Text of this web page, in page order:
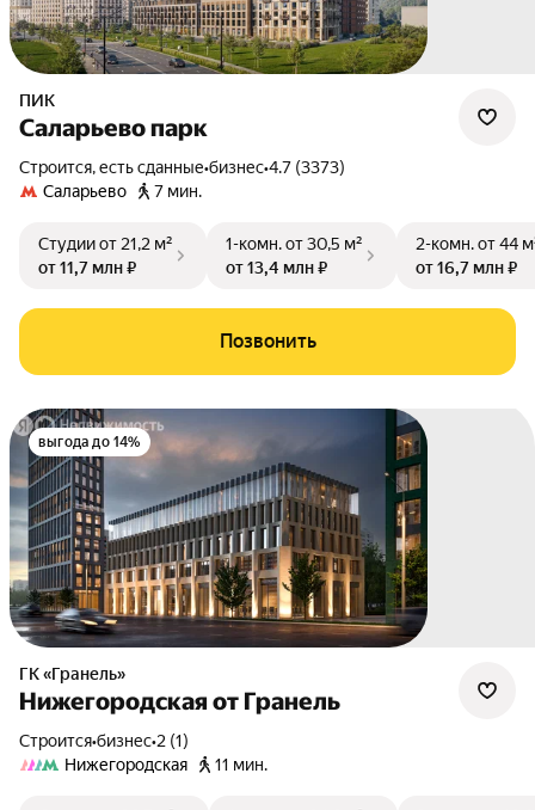
ПИК
Саларьево парк
Строится, есть сданные•бизнес•4.7 (3373)
Саларьево
7 мин.
Студииот 21,2 м²
от 11,7 млн ₽
1-комн.от 30,5 м²
от 13,4 млн ₽
2-комн.от 44
от 16,7 млн ₽
Позвонить
выгода до 14%
ГК «Гранель»
Нижегородская от Гранель
Строится•бизнес•2 (1)
Нижегородская
11 мин.